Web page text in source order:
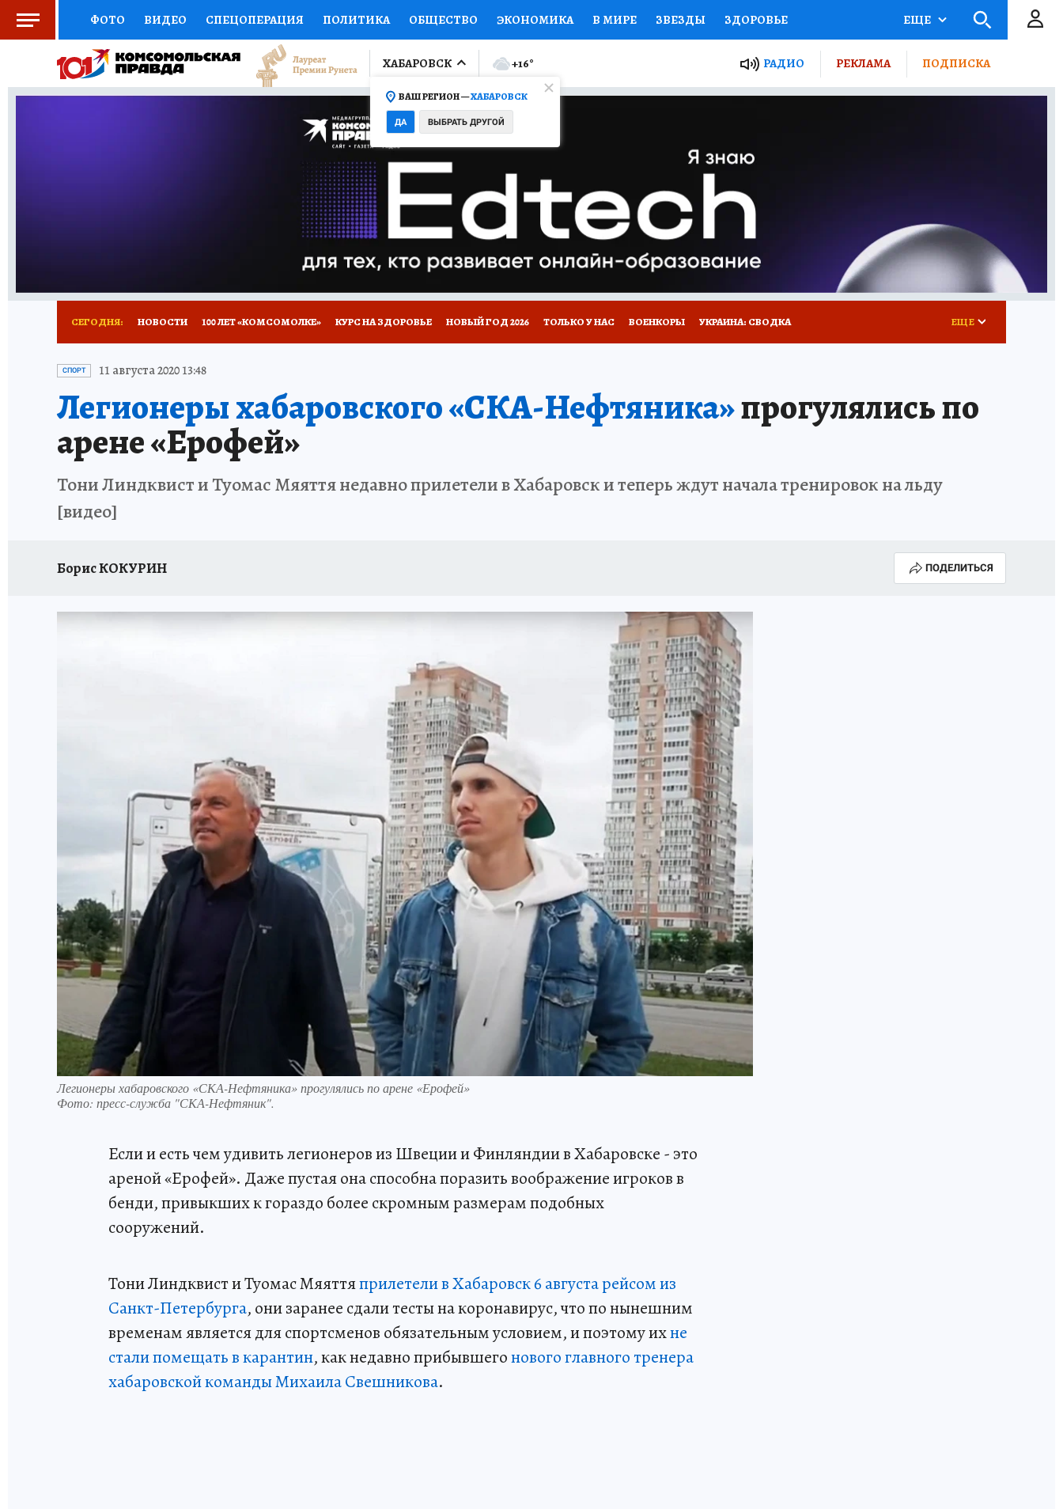
ФОТО ВИДЕО СПЕЦОПЕРАЦИЯ ПОЛИТИКА ОБЩЕСТВО ЭКОНОМИКА В МИРЕ ЗВЕЗДЫ ЗДОРОВЬЕ
СОЦПОДДЕРЖКА НАУКА СПОРТ КОЛУМНИСТЫ ПРОИСШЕСТВИЯ НАЦИОНАЛЬНЫЕ ПРОЕКТЫ РОССИИ
ВЫБОР ЭКСПЕРТОВ ДОКТОР ФИНАНСЫ ОТКРЫВАЕМ МИР Я ЗНАЮ СЕМЬЯ ЖЕНСКИЕ СЕКРЕТЫ ПУТЕВОДИТЕЛЬ
ПРОГНОЗЫ НА СПОРТ ПРОМОКОДЫ СЕРИАЛЫ
ТЕЛЕВИЗОР КОЛЛЕКЦИИ КОНКУРСЫ РАБОТА У НАС
НОВОЕ НА САЙТЕ
ЕЩЕ
ХАБАРОВСК
ВАШ РЕГИОН —ХАБАРОВСК
ДА ВЫБРАТЬ ДРУГОЙ
+16° РАДИО РЕКЛАМА ПОДПИСКА
СЕГОДНЯ: НОВОСТИ 100 ЛЕТ «КОМСОМОЛКЕ» КУРС НА ЗДОРОВЬЕ НОВЫЙ ГОД 2026 ТОЛЬКО У НАС ВОЕНКОРЫ УКРАИНА: СВОДКА
87 ЛЕТ ХАБАРОВСКОМУ КРАЮ
ВТБ: НОВАЯ СТРАТЕГИЯ ИТОГИ ГОДА ЗАПОВЕДНАЯ РОССИЯ 167 ЛЕТ ХАБАРОВСКУ ПРОИСШЕСТВИЯ «УРГАЛУГОЛЬ» - ЧЕСТЬ ПРОФЕССИИ АФИША
ИСПЫТАНО НА СЕБЕ
ЕЩЕ
СПОРТ 11 августа 2020 13:48
Легионеры хабаровского «СКА-Нефтяника»прогулялись по
арене «Ерофей»
Тони Линдквист и Туомас Мяяття недавно прилетели в Хабаровск и теперь ждут начала тренировок на льду
[видео]
Борис КОКУРИН ПОДЕЛИТЬСЯ
Легионеры хабаровского «СКА-Нефтяника» прогулялись по арене «Ерофей»
Фото: пресс-служба "СКА-Нефтяник".
Если и есть чем удивить легионеров из Швеции и Финляндии в Хабаровске - это
ареной «Ерофей». Даже пустая она способна поразить воображение игроков в
бенди, привыкших к гораздо более скромным размерам подобных
сооружений.
Тони Линдквист и Туомас Мяяттяприлетели в Хабаровск 6 августа рейсом из
Санкт-Петербурга, они заранее сдали тесты на коронавирус, что по нынешним
временам является для спортсменов обязательным условием, и поэтому ихне
стали помещать в карантин, как недавно прибывшегонового главного тренера
хабаровской команды Михаила Свешникова.